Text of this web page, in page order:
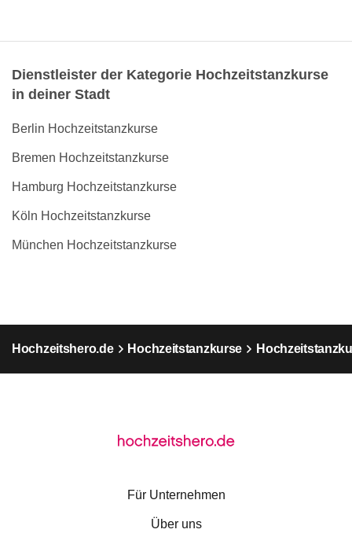
Dienstleister der Kategorie Hochzeitstanzkurse
in deiner Stadt
Berlin Hochzeitstanzkurse
Bremen Hochzeitstanzkurse
Hamburg Hochzeitstanzkurse
Köln Hochzeitstanzkurse
München Hochzeitstanzkurse
Hochzeitshero.de Hochzeitstanzkurse
Für Unternehmen
Über uns